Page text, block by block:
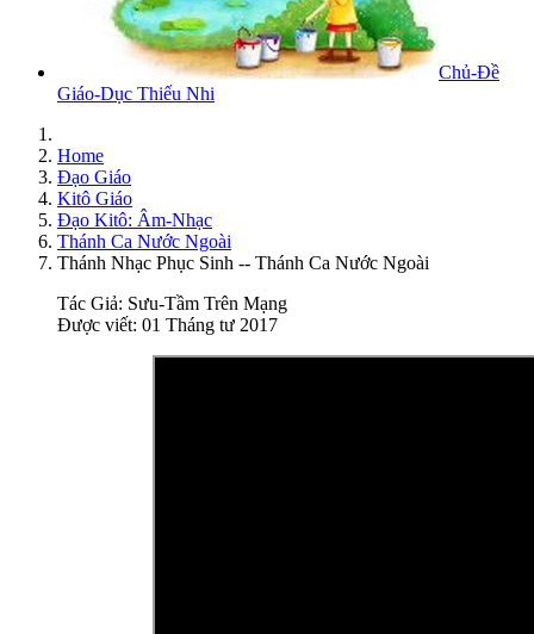
Chủ-Đề
Giáo-Dục Thiếu Nhi
Home
Đạo Giáo
Kitô Giáo
Đạo Kitô: Âm-Nhạc
Thánh Ca Nước Ngoài
Thánh Nhạc Phục Sinh -- Thánh Ca Nước Ngoài
Tác Giả: Sưu-Tầm Trên Mạng
Được viết: 01 Tháng tư 2017